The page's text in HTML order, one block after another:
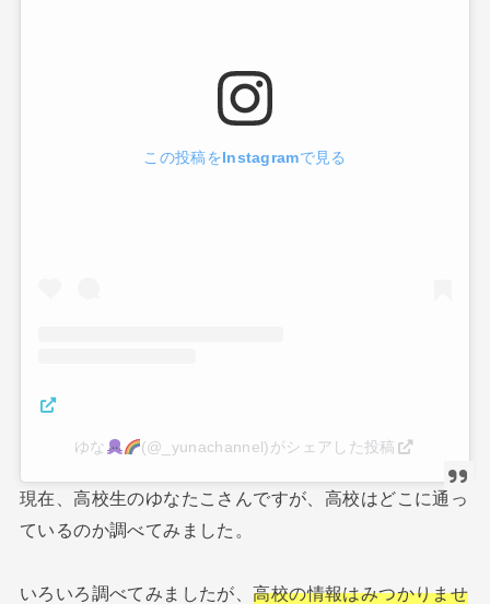
この投稿をInstagramで見る
ゆな (@_yunachannel)がシェアした投稿
現在、高校生のゆなたこさんですが、高校はどこに通っ
ているのか調べてみました。
いろいろ調べてみましたが、高校の情報はみつかりませ